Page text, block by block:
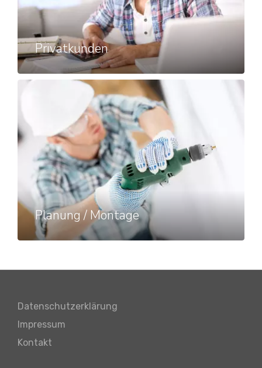
Privatkunden
Planung / Montage
Datenschutzerklärung
Impressum
Kontakt